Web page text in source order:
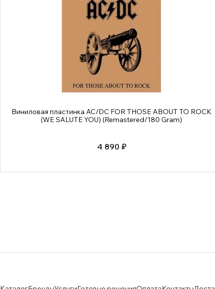
Виниловая пластинка AC/DC FOR THOSE ABOUT TO ROCK
(WE SALUTE YOU) (Remastered/180 Gram)
4 890 ₽